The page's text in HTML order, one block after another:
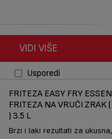
VIDI VIŠE
Usporedi
FRITEZA EASY FRY
FRITEZA NA VRUĆI ZRAK
) 3.5 L
Brzi i laki rezultati za